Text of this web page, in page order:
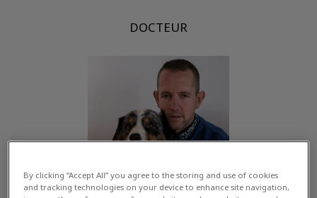
DOCTEUR
By clicking “Accept All” you agree to the storing and use of cookies
and tracking technologies on your device to enhance site navigation,